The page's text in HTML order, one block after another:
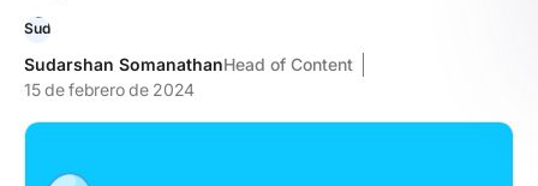
Sudarshan SomanathanHead of Content
15 de febrero de 2024